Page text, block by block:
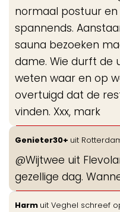
normaal postuur en
spannends.
sauna bezoeken
dame. Wie durft de
weten waar en op
overtuigd dat de
vinden. Xxx, mark
Genieter30+ uit
@Wijtwee uit
gezellige dag.
Harm uit Veghel schreef